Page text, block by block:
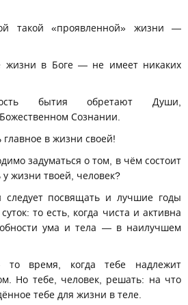
такой «проявленной» жизни —
жизни в Боге — не имеет никаких
бытия обретают Души,
Сознании.
главное в жизни своей!
задуматься о том, в чём состоит
у жизни твоей, человек?
следует посвящать и лучшие годы
то есть, когда чиста и активна
ума и тела — в наилучшем
время, когда тебе надлежит
Но тебе, человек, решать: на что
тебе для жизни в теле.